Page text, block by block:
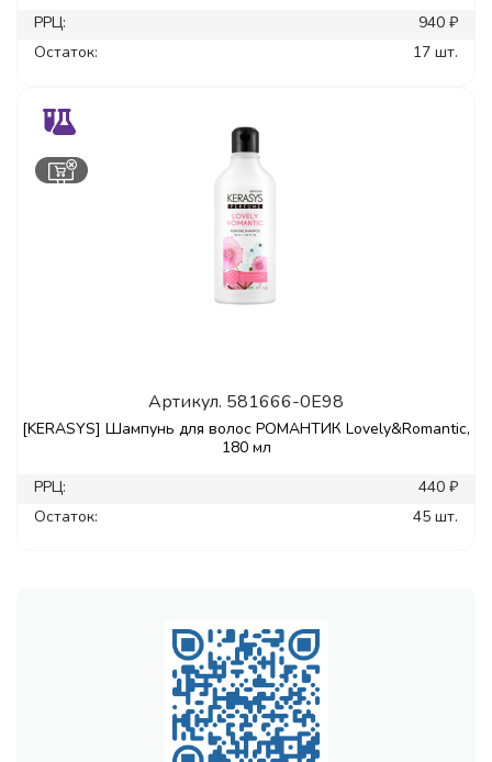
РРЦ:
940 ₽
Остаток:
17 шт.
Артикул. 581666-0E98
[KERASYS] Шампунь для волос РОМАНТИК Lovely&Romantic,
180 мл
РРЦ:
440 ₽
Остаток:
45 шт.